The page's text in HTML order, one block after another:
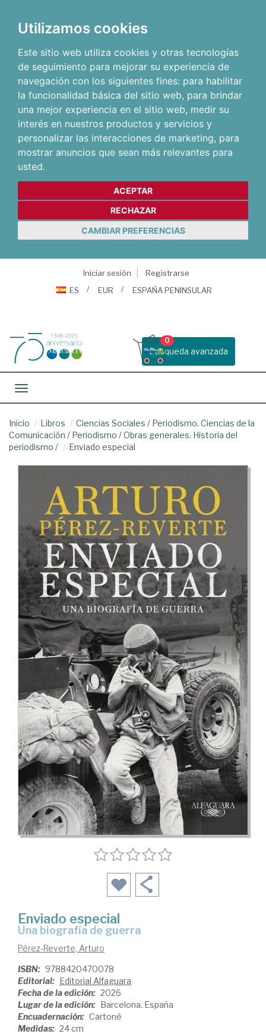
Utilizamos cookies
Este sitio web utiliza cookies y otras tecnologías
de seguimiento para mejorar su experiencia de
navegación con los siguientes fines: para habilitar
la funcionalidad básica del sitio web, para brindar
una mejor experiencia en el sitio web, medir su
interés en nuestros productos y servicios y
personalizar las interacciones de marketing, para
mostrar anuncios que sean más relevantes para
usted.
ACEPTAR
RECHAZAR
CAMBIAR PREFERENCIAS
Iniciar sesión
Registrarse
ES
EUR ESPAÑA PENINSULAR
Busqueda avanzada
0
Toggle navigation
Inicio Libros Ciencias Sociales / Periodismo. Ciencias de la
Comunicación / Periodismo /Obras generales. Historia del
periodismo / Enviado especial
Enviado especial
Una biografía de guerra
Pérez-Reverte, Arturo
ISBN: 9788420470078
Editorial: Editorial Alfaguara
Fecha de la edición: 2026
Lugar de la edición: Barcelona. España
Encuadernación: Cartoné
Medidas: 24 cm